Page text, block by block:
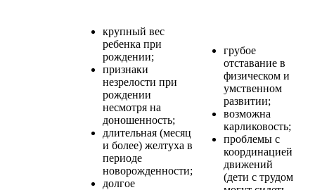
крупный вес
ребенка при
рождении;
признаки
незрелости при
рождении
несмотря на
доношенность;
длительная (месяц
и более) желтуха в
периоде
новорожденности;
долгое
грубое
отставание в
физическом и
умственном
развитии;
возможна
карликовость;
проблемы с
координацией
движений
(дети с трудом